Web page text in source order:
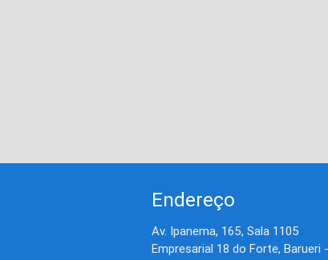
Endereço
Av. Ipanema, 165, Sala 1105
Empresarial 18 do Forte, Barueri